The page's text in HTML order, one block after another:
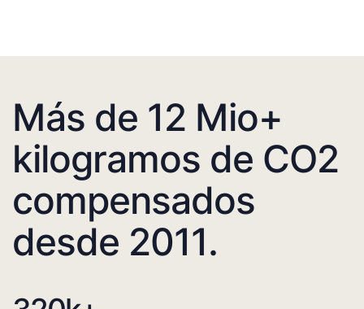
Más de 12 Mio+
kilogramos de CO2
compensados
desde 2011.